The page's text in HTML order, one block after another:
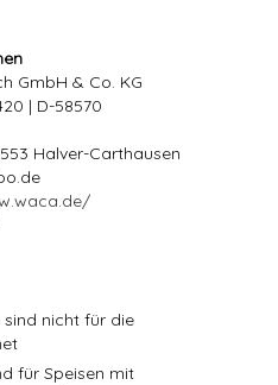
GmbH & Co. KG
| D-58570
Halver-Carthausen
nicht für die
für Speisen mit